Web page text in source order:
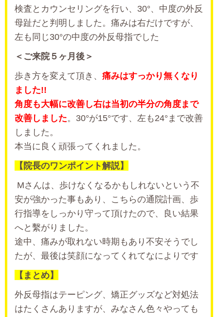
検査とカウンセリングを行い、30°、中度の外反
母趾だと判明しました。痛みは右だけですが、
左も同じ30°の中度の外反母指でした
＜ご来院５ヶ月後＞
歩き方を変えて頂き、 痛みはすっかり無くなり
ました!!
角度も大幅に改善し右は当初の半分の角度まで
改善しました。30°が15°です、左も24°まで改善
しました。
本当に良く頑張ってくれました。
【院長のワンポイント解説】
Mさんは、歩けなくなるかもしれないという不
安が強かった事もあり、こちらの通院計画、歩
行指導をしっかり守って頂けたので、良い結果
へと繫がりました。
途中、痛みが取れない時期もあり不安そうでし
たが、最後は笑顔になってくれてなによりです
【まとめ】
外反母指はテーピング、矯正グッズなど対処法
はたくさんありますが、みなさん色々やっても